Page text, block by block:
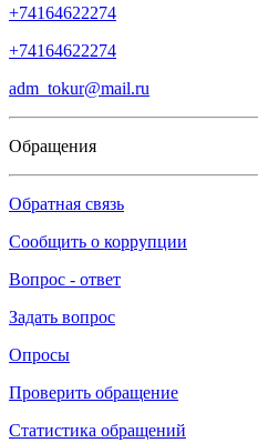
+74164622274
+74164622274
adm_tokur@mail.ru
Обращения
Обратная связь
Сообщить о коррупции
Вопрос - ответ
Задать вопрос
Опросы
Проверить обращение
Статистика обращений